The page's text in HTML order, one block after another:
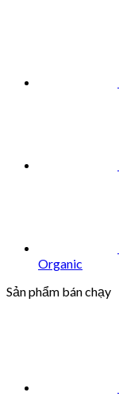
Organic
Sản phẩm bán chạy